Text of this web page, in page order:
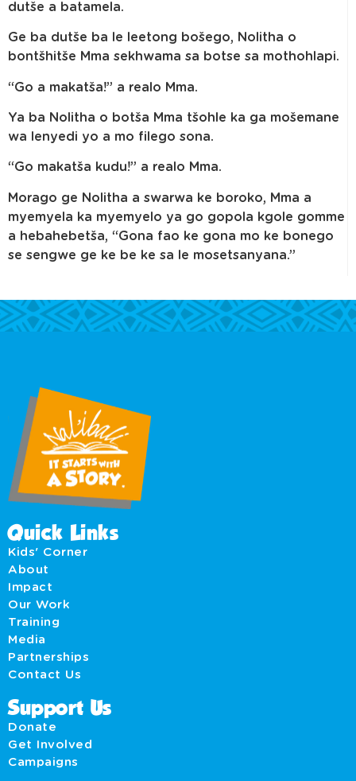
dutše a batamela.
Ge ba dutše ba le leetong bošego, Nolitha o
bontšhitše Mma sekhwama sa botse sa mothohlapi.
“Go a makatša!” a realo Mma.
Ya ba Nolitha o botša Mma tšohle ka ga mošemane
wa lenyedi yo a mo filego sona.
“Go makatša kudu!” a realo Mma.
Morago ge Nolitha a swarwa ke boroko, Mma a
myemyela ka myemyelo ya go gopola kgole gomme
a hebahebetša, “Gona fao ke gona mo ke bonego
se sengwe ge ke be ke sa le mosetsanyana.”
Quick Links
Kids' Corner
About
Impact
Our Work
Training
Media
Partnerships
Contact Us
Support Us
Donate
Get Involved
Campaigns